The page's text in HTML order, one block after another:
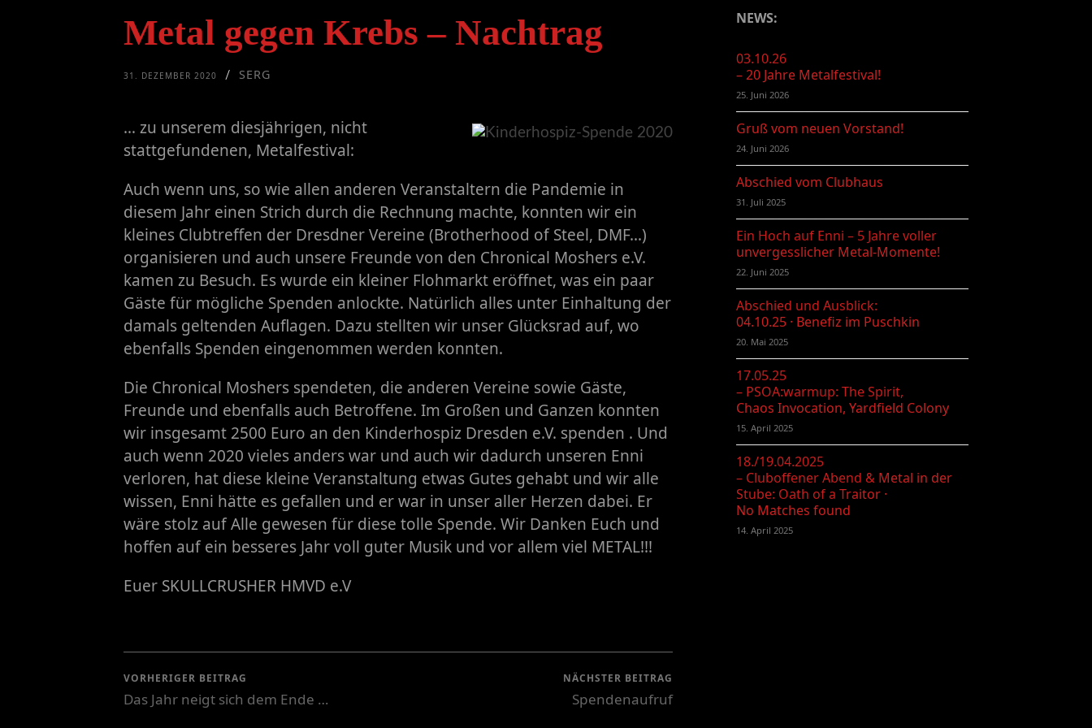
Metal gegen Krebs – Nachtrag
31. DEZEMBER 2020 / SERG
… zu unserem diesjährigen, nicht
stattgefundenen, Metalfestival:
Auch wenn uns, so wie allen anderen Veranstaltern die Pandemie in
diesem Jahr einen Strich durch die Rechnung machte, konnten wir ein
kleines Clubtreffen der Dresdner Vereine (Brotherhood of Steel, DMF…)
organisieren und auch unsere Freunde von den Chronical Moshers e.V.
kamen zu Besuch. Es wurde ein kleiner Flohmarkt eröffnet, was ein paar
Gäste für mögliche Spenden anlockte. Natürlich alles unter Einhaltung der
damals geltenden Auflagen. Dazu stellten wir unser Glücksrad auf, wo
ebenfalls Spenden eingenommen werden konnten.
Die Chronical Moshers spendeten, die anderen Vereine sowie Gäste,
Freunde und ebenfalls auch Betroffene. Im Großen und Ganzen konnten
wir insgesamt 2500 Euro an den Kinderhospiz Dresden e.V. spenden . Und
auch wenn 2020 vieles anders war und auch wir dadurch unseren Enni
verloren, hat diese kleine Veranstaltung etwas Gutes gehabt und wir alle
wissen, Enni hätte es gefallen und er war in unser aller Herzen dabei. Er
wäre stolz auf Alle gewesen für diese tolle Spende. Wir Danken Euch und
hoffen auf ein besseres Jahr voll guter Musik und vor allem viel METAL!!!
Euer SKULLCRUSHER HMVD e.V
VORHERIGER BEITRAG
Das Jahr neigt sich dem Ende …
NÄCHSTER BEITRAG
Spendenaufruf
NEWS:
03.10.26
– 20 Jahre Metalfestival!
25. Juni 2026
Gruß vom neuen Vorstand!
24. Juni 2026
Abschied vom Clubhaus
31. Juli 2025
Ein Hoch auf Enni – 5 Jahre voller
unvergesslicher Metal-Momente!
22. Juni 2025
Abschied und Ausblick:
04.10.25 · Benefiz im Puschkin
20. Mai 2025
17.05.25
– PSOA:warmup: The Spirit,
Chaos Invocation, Yardfield Colony
15. April 2025
18./19.04.2025
– Cluboffener Abend & Metal in der
Stube: Oath of a Traitor ·
No Matches found
14. April 2025